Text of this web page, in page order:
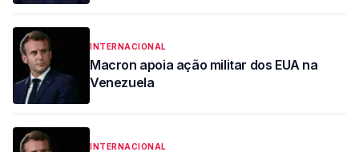
INTERNACIONAL
Macron apoia ação militar dos EUA na
Venezuela
INTERNACIONAL